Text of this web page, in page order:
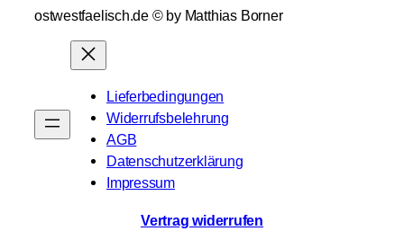
ostwestfaelisch.de ©️ by Matthias Borner
Lieferbedingungen
Widerrufsbelehrung
AGB
Datenschutzerklärung
Impressum
Vertrag widerrufen